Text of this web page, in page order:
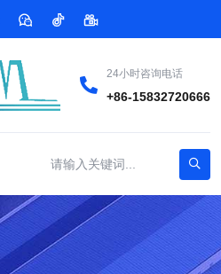
24小时咨询电话
+86-15832720666